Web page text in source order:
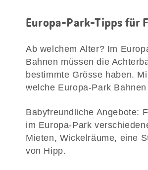
Europa-Park-Tipps für
Ab welchem Alter? Im
Bahnen müssen die
bestimmte Grösse haben.
welche Europa-Park
Babyfreundliche Angebote:
im Europa-Park
Mieten, Wickelräume, eine
von Hipp.